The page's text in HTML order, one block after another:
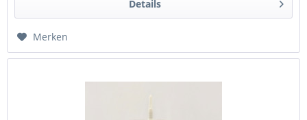
Details
Merken